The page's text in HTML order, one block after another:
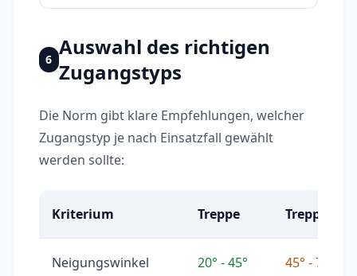
6 Auswahl des richtigen
Zugangstyps
Die Norm gibt klare Empfehlungen, welcher
Zugangstyp je nach Einsatzfall gewählt
werden sollte:
Kriterium Treppe
Neigungswinkel 20° - 45° 45° - 75°